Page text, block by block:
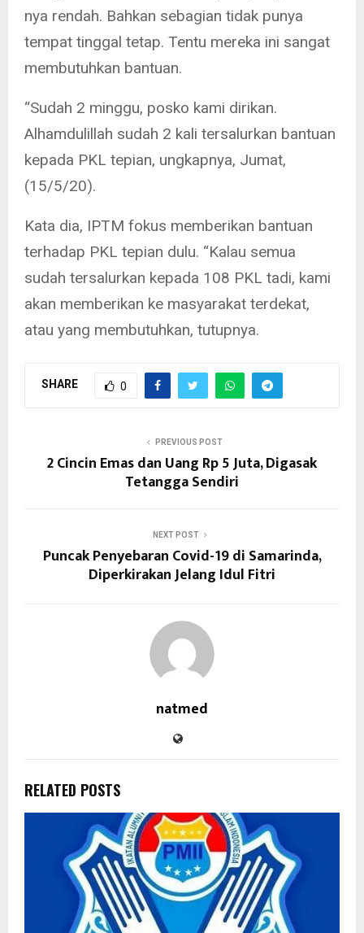
nya rendah. Bahkan sebagian tidak punya
tempat tinggal tetap. Tentu mereka ini sangat
membutuhkan bantuan.
“Sudah 2 minggu, posko kami dirikan.
Alhamdulillah sudah 2 kali tersalurkan bantuan
kepada PKL tepian, ungkapnya, Jumat,
(15/5/20).
Kata dia, IPTM fokus memberikan bantuan
terhadap PKL tepian dulu. “Kalau semua
sudah tersalurkan kepada 108 PKL tadi, kami
akan memberikan ke masyarakat terdekat,
atau yang membutuhkan, tutupnya.
SHARE 0
PREVIOUS POST
2 Cincin Emas dan Uang Rp 5 Juta, Digasak
Tetangga Sendiri
NEXT POST
Puncak Penyebaran Covid-19 di Samarinda,
Diperkirakan Jelang Idul Fitri
natmed
RELATED POSTS